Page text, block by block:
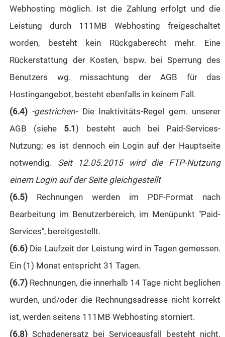
Webhosting möglich. Ist die Zahlung erfolgt und die
Leistung durch 111MB Webhosting freigeschaltet
worden, besteht kein Rückgaberecht mehr. Eine
Rückerstattung der Kosten, bspw. bei Sperrung des
Benutzers wg. missachtung der AGB für das
Hostingangebot, besteht ebenfalls in keinem Fall.
(6.4) -gestrichen-Die Inaktivitäts-Regel gem. unserer
AGB (siehe 5.1) besteht auch bei Paid-Services-
Nutzung; es ist dennoch ein Login auf der Hauptseite
notwendig. Seit 12.05.2015 wird die FTP-Nutzung
einem Login auf der Seite gleichgestellt
(6.5) Rechnungen werden im PDF-Format nach
Bearbeitung im Benutzerbereich, im Menüpunkt "Paid-
Services", bereitgestellt.
(6.6) Die Laufzeit der Leistung wird in Tagen gemessen.
Ein (1) Monat entspricht 31 Tagen.
(6.7) Rechnungen, die innerhalb 14 Tage nicht beglichen
wurden, und/oder die Rechnungsadresse nicht korrekt
ist, werden seitens 111MB Webhosting storniert.
(6.8) Schadenersatz bei Serviceausfall besteht nicht.